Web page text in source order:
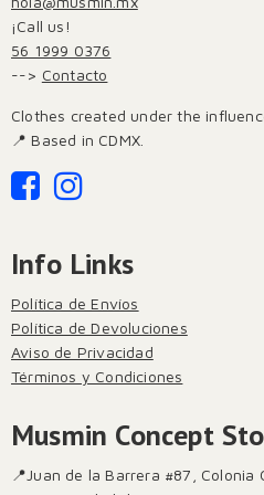
¡Call us!
56 1999 0376
--> Contacto
Clothes created under the
📍 Based in CDMX.
Info Links
Política de Envíos
Política de Devoluciones
Aviso de Privacidad
Términos y Condiciones
Musmin Concept
📍Juan de la Barrera #87, Colonia